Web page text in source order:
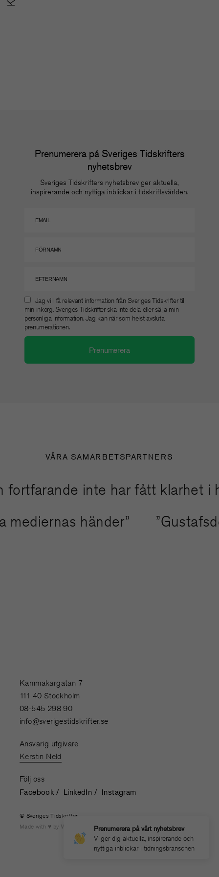
Prenumerera på vårt nyhetsbrev
Vi ger dig aktuella, inspirerande och
nyttiga inblickar i tidningsbranschen
Prenumerera på Sveriges Tidskrifters
nyhetsbrev
Sveriges Tidskrifters nyhetsbrev ger aktuella,
inspirerande och nyttiga inblickar i tidskriftsvärlden.
Jag vill få relevant information från Sveriges Tidskrifter till
min inkorg. Sveriges Tidskrifter ska inte dela eller sälja min
personliga information. Jag kan när som helst avsluta
prenumerationen.
VÅRA SAMARBETSPARTNERS
inte har fått klarhet i
mediernas händer”
Kammakargatan 7
111 40 Stockholm
08-545 298 90
info@sverigestidskrifter.se
Ansvarig utgivare
Kerstin Neld
Följ oss
Facebook LinkedIn Instagram
© Sveriges Tidskrifter
Made with
by WONDERFOUR